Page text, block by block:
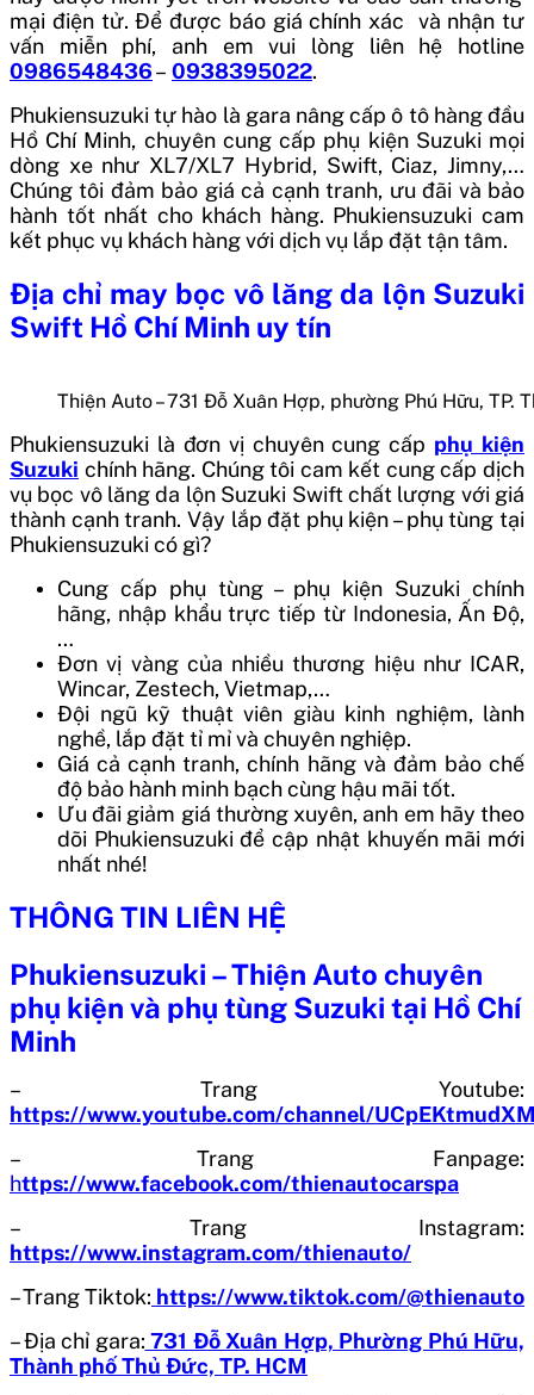
mại điện tử. Để được báo giá chính xác và nhận tư
vấn miễn phí, anh em vui lòng liên hệ hotline
0986548436– 0938395022.
Phukiensuzuki tự hào là gara nâng cấp ô tô hàng đầu
Hồ Chí Minh, chuyên cung cấp phụ kiện Suzuki mọi
dòng xe như XL7/XL7 Hybrid, Swift, Ciaz, Jimny,…
Chúng tôi đảm bảo giá cả cạnh tranh, ưu đãi và bảo
hành tốt nhất cho khách hàng. Phukiensuzuki cam
kết phục vụ khách hàng với dịch vụ lắp đặt tận tâm.
Địa chỉ may bọc vô lăng da lộn Suzuki
Swift Hồ Chí Minh uy tín
Thiện Auto – 731 Đỗ Xuân Hợp, phường Phú Hữu, TP.
Phukiensuzuki là đơn vị chuyên cung cấp phụ kiện
Suzuki chính hãng. Chúng tôi cam kết cung cấp dịch
vụ bọc vô lăng da lộn Suzuki Swift chất lượng với giá
thành cạnh tranh. Vậy lắp đặt phụ kiện – phụ tùng tại
Phukiensuzuki có gì?
Cung cấp phụ tùng – phụ kiện Suzuki chính
hãng, nhập khẩu trực tiếp từ Indonesia, Ấn Độ,
…
Đơn vị vàng của nhiều thương hiệu như ICAR,
Wincar, Zestech, Vietmap,…
Đội ngũ kỹ thuật viên giàu kinh nghiệm, lành
nghề, lắp đặt tỉ mỉ và chuyên nghiệp.
Giá cả cạnh tranh, chính hãng và đảm bảo chế
độ bảo hành minh bạch cùng hậu mãi tốt.
Ưu đãi giảm giá thường xuyên, anh em hãy theo
dõi Phukiensuzuki để cập nhật khuyến mãi mới
nhất nhé!
THÔNG TIN LIÊN HỆ
Phukiensuzuki – Thiện Auto chuyên
phụ kiện và phụ tùng Suzuki tại Hồ Chí
Minh
– Trang Youtube:
https://www.youtube.com/channel/
– Trang Fanpage:
https://www.facebook.com/thienautocarspa
– Trang Instagram:
https://www.instagram.com/thienauto/
– Trang Tiktok: https://www.tiktok.com/@thienauto
– Địa chỉ gara: 731 Đỗ Xuân Hợp, Phường Phú Hữu,
Thành phố Thủ Đức, TP. HCM